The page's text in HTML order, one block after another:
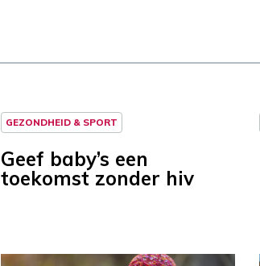
GEZONDHEID & SPORT
Geef baby’s een
toekomst zonder hiv